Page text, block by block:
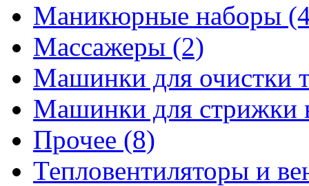
Маникюрные наборы
Массажеры (2)
Машинки для очистки
Машинки для стрижки
Прочее (8)
Тепловентиляторы и